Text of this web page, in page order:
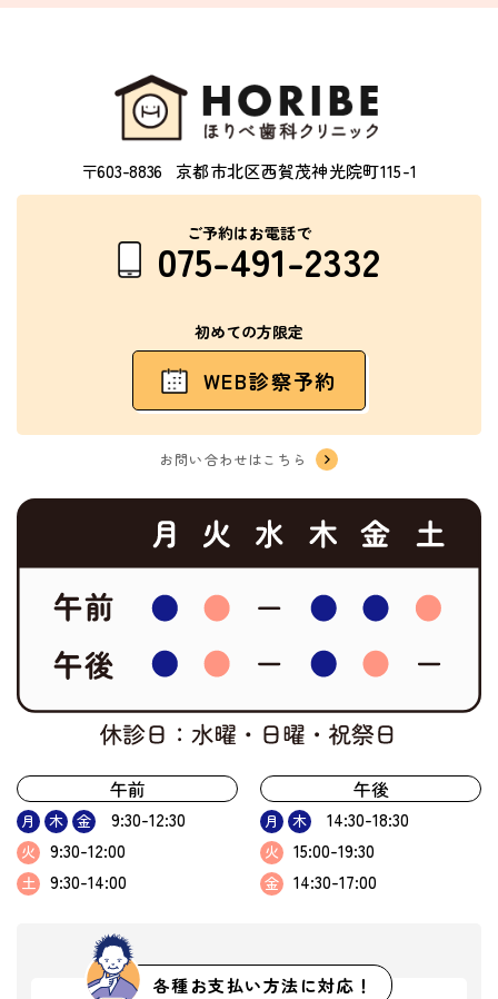
〒603-8836 京都市北区西賀茂神光院町115-1
ご予約はお電話で
075-491-2332
初めての方限定
WEB診察予約
お問い合わせはこちら
午前
月 木 金 9:30-12:30
火 9:30-12:00
土 9:30-14:00
午後
月 木 14:30-18:30
火 15:00-19:30
金 14:30-17:00
各種お支払い方法に対応！